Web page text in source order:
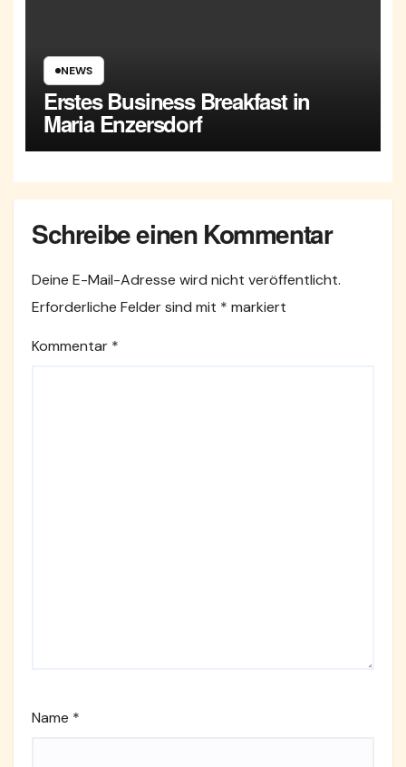
NEWS
Erstes Business Breakfast in
Maria Enzersdorf
Schreibe einen Kommentar
Deine E-Mail-Adresse wird nicht veröffentlicht.
Erforderliche Felder sind mit * markiert
Kommentar *
Name *